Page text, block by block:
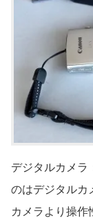
デジタルカメラ
のはデジタルカ
カメラより操作